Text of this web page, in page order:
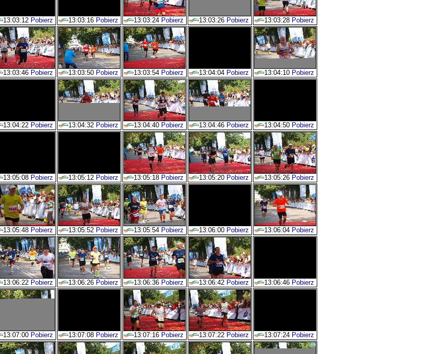
13:03:12 Pobierz 13:03:16 Pobierz 13:03:24 Pobierz 13:03:26 Pobierz 13:03:28 Pobierz
13:03:46 Pobierz 13:03:50 Pobierz 13:03:54 Pobierz 13:04:04 Pobierz 13:04:10 Pobierz
13:04:22 Pobierz 13:04:32 Pobierz 13:04:40 Pobierz 13:04:46 Pobierz 13:04:50 Pobierz
13:05:08 Pobierz 13:05:12 Pobierz 13:05:18 Pobierz 13:05:20 Pobierz 13:05:26 Pobierz
13:05:48 Pobierz 13:05:52 Pobierz 13:05:54 Pobierz 13:06:00 Pobierz 13:06:04 Pobierz
13:06:22 Pobierz 13:06:26 Pobierz 13:06:36 Pobierz 13:06:42 Pobierz 13:06:46 Pobierz
13:07:00 Pobierz 13:07:08 Pobierz 13:07:16 Pobierz 13:07:22 Pobierz 13:07:24 Pobierz